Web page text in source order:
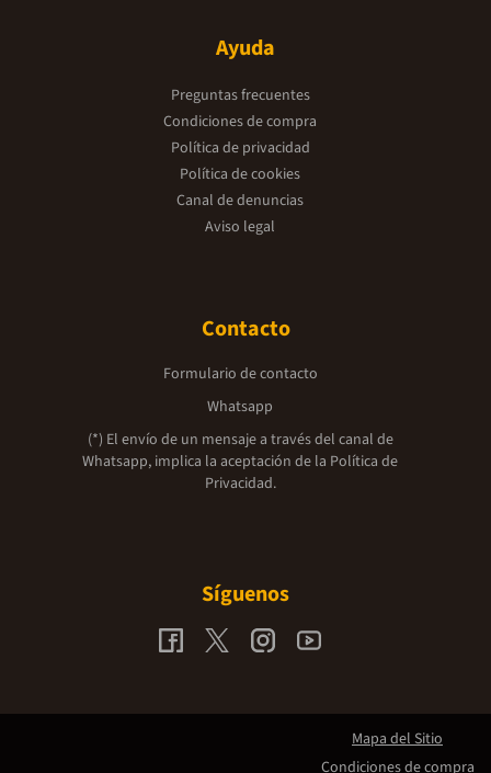
Ayuda
Preguntas frecuentes
Condiciones de compra
Política de privacidad
Política de cookies
Canal de denuncias
Aviso legal
Contacto
Formulario de contacto
Whatsapp
(*) El envío de un mensaje a través del canal de
Whatsapp, implica la aceptación de la Política de
Privacidad.
Síguenos
Mapa del Sitio
Condiciones de compra